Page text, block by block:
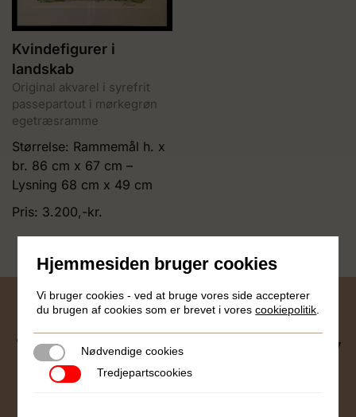
Kvindefigurer i
landskab
Original akvarel i syrefrit
passepartout i mørkegrøn
egetræsramme
Størrelse: Rammemål h. x
br. 86 cm x 67 cm –
Lysning 68 cm x 49 cm
Pris: 3.200,-kr.
Tilmeld dig vores nyhedsbrev
Hjemmesiden bruger cookies
Vi bruger cookies - ved at bruge vores side accepterer
du brugen af cookies som er brevet i vorescookiepolitik
Nødvendige cookies
Nødvendige cookies
Tredjepartscookies
Tredjepartscookies